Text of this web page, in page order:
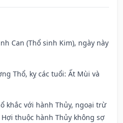
Can (Thổ sinh Kim), ngày này
Thổ, kỵ các tuổi: Ất Mùi và
khắc với hành Thủy, ngoại trừ
thuộc hành Thủy không sợ